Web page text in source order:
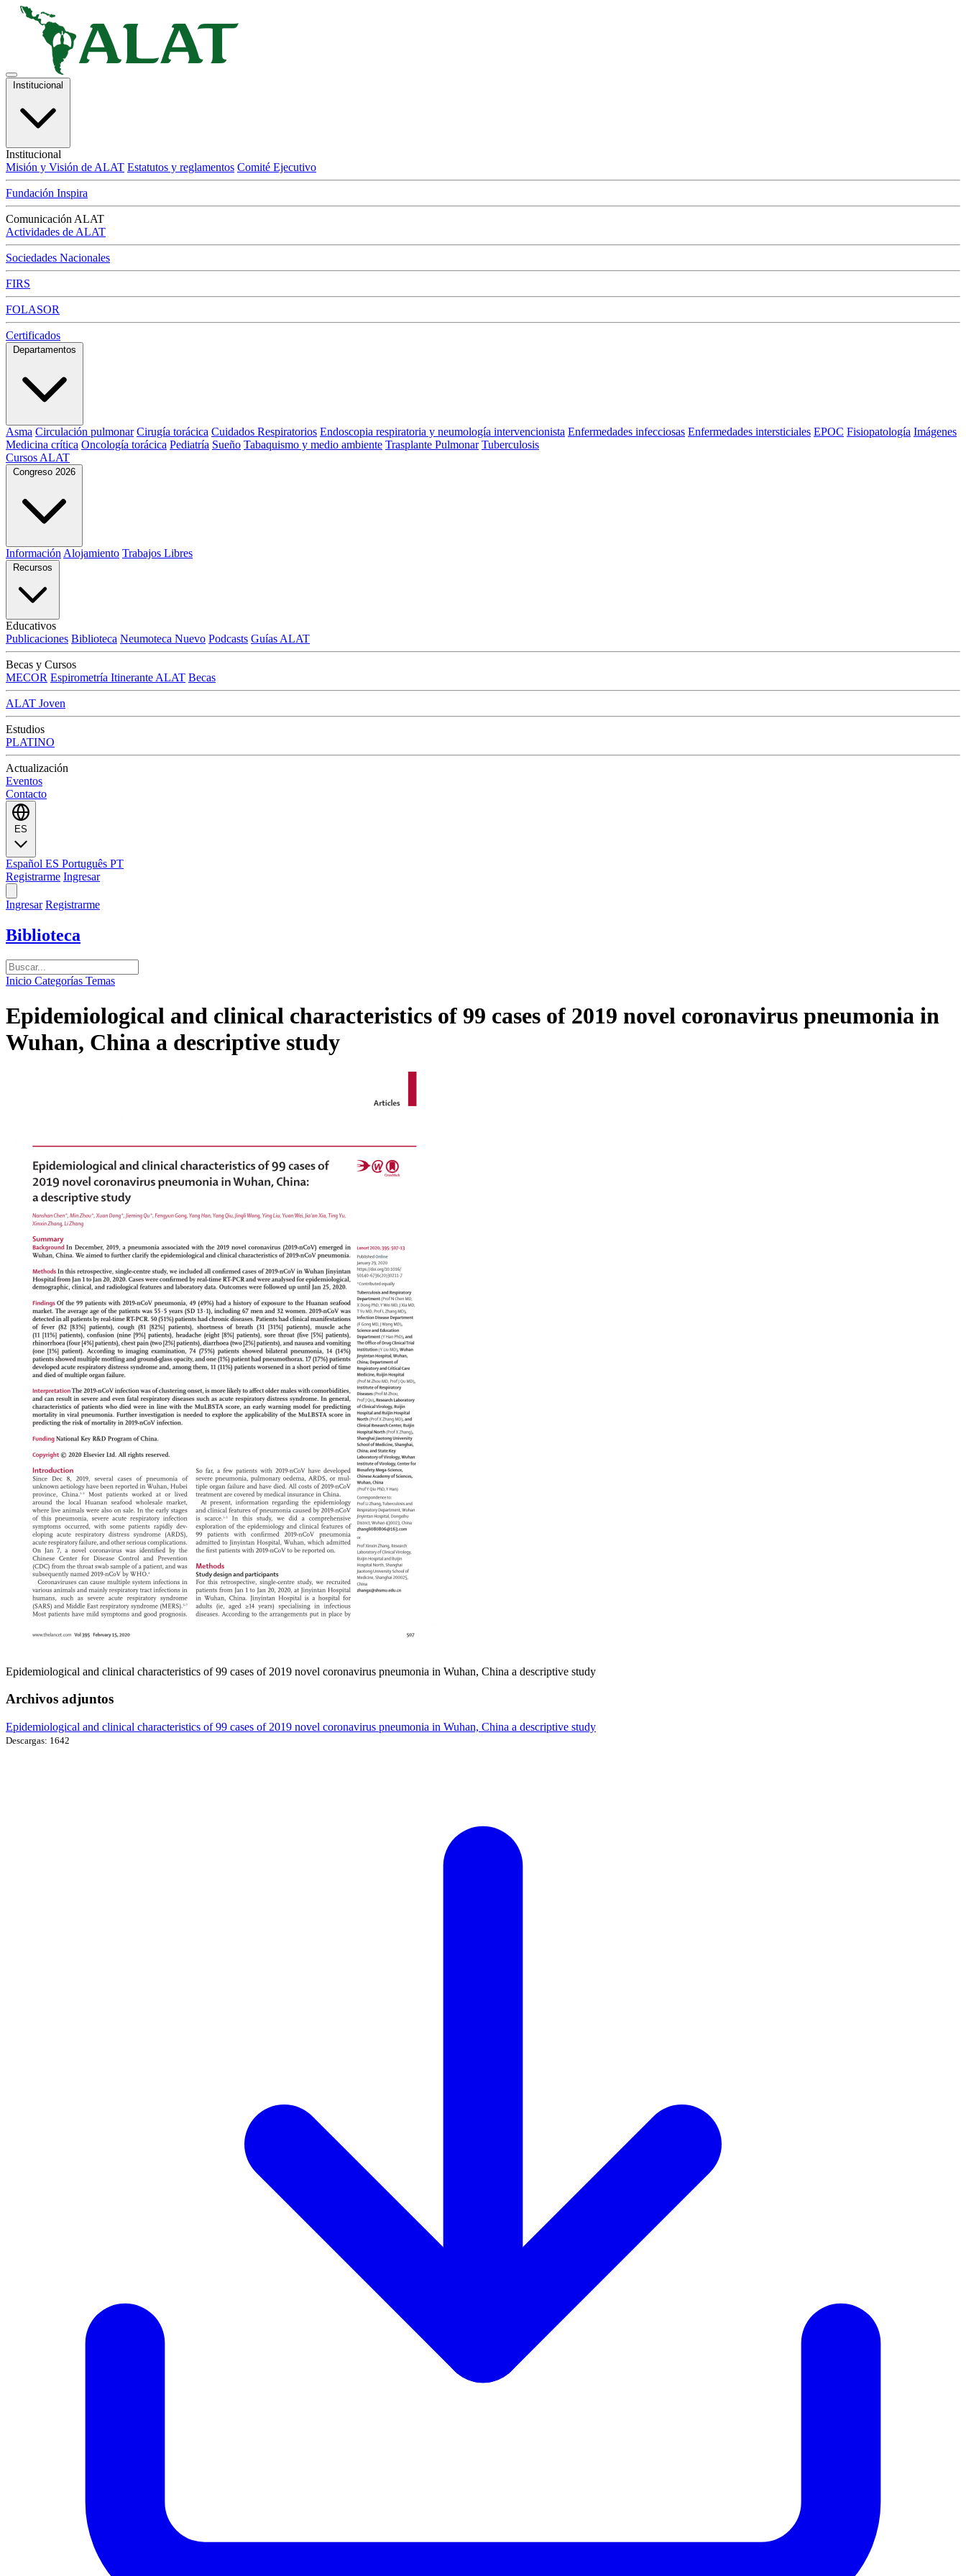
Institucional
Institucional
Misión y Visión de ALAT Estatutos y reglamentos Comité Ejecutivo
Fundación Inspira
Comunicación ALAT
Actividades de ALAT
Sociedades Nacionales
FIRS
FOLASOR
Certificados
Departamentos
Asma Circulación pulmonar Cirugía torácica Cuidados Respiratorios Endoscopia respiratoria y neumología intervencionista Enfermedades infecciosas Enfermedades intersticiales EPOC Fisiopatología Imágenes
Medicina crítica Oncología torácica Pediatría Sueño Tabaquismo y medio ambiente Trasplante Pulmonar Tuberculosis
Cursos ALAT
Congreso 2026
Información Alojamiento Trabajos Libres
Recursos
Educativos
Publicaciones Biblioteca Neumoteca Nuevo Podcasts Guías ALAT
Becas y Cursos
MECOR Espirometría Itinerante ALAT Becas
ALAT Joven
Estudios
PLATINO
Actualización
Eventos
Contacto
ES
Español ES Português PT
Registrarme Ingresar
Ingresar Registrarme
Biblioteca
Inicio Categorías Temas
Epidemiological and clinical characteristics of 99 cases of 2019 novel coronavirus pneumonia in
Wuhan, China a descriptive study
Epidemiological and clinical characteristics of 99 cases of 2019 novel coronavirus pneumonia in Wuhan, China a descriptive study
Archivos adjuntos
Epidemiological and clinical characteristics of 99 cases of 2019 novel coronavirus pneumonia in Wuhan, China a descriptive study
Descargas: 1642